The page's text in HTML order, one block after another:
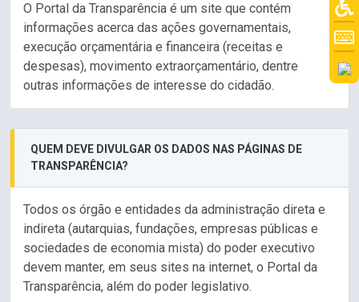
O Portal da Transparência é um site que contém
informações acerca das ações governamentais,
execução orçamentária e financeira (receitas e
despesas), movimento extraorçamentário, dentre
outras informações de interesse do cidadão.
QUEM DEVE DIVULGAR OS DADOS NAS PÁGINAS DE
TRANSPARÊNCIA?
Todos os órgão e entidades da administração direta e
indireta (autarquias, fundações, empresas públicas e
sociedades de economia mista) do poder executivo
devem manter, em seus sites na internet, o Portal da
Transparência, além do poder legislativo.